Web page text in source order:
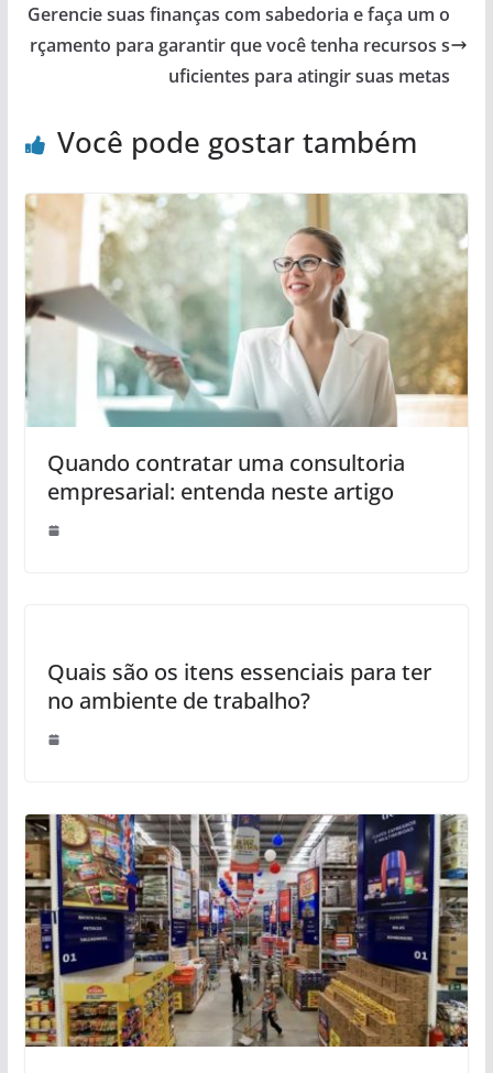
Gerencie suas finanças com sabedoria e faça um o
rçamento para garantir que você tenha recursos s
uficientes para atingir suas metas
Você pode gostar também
Quando contratar uma consultoria
empresarial: entenda neste artigo
Quais são os itens essenciais para ter
no ambiente de trabalho?